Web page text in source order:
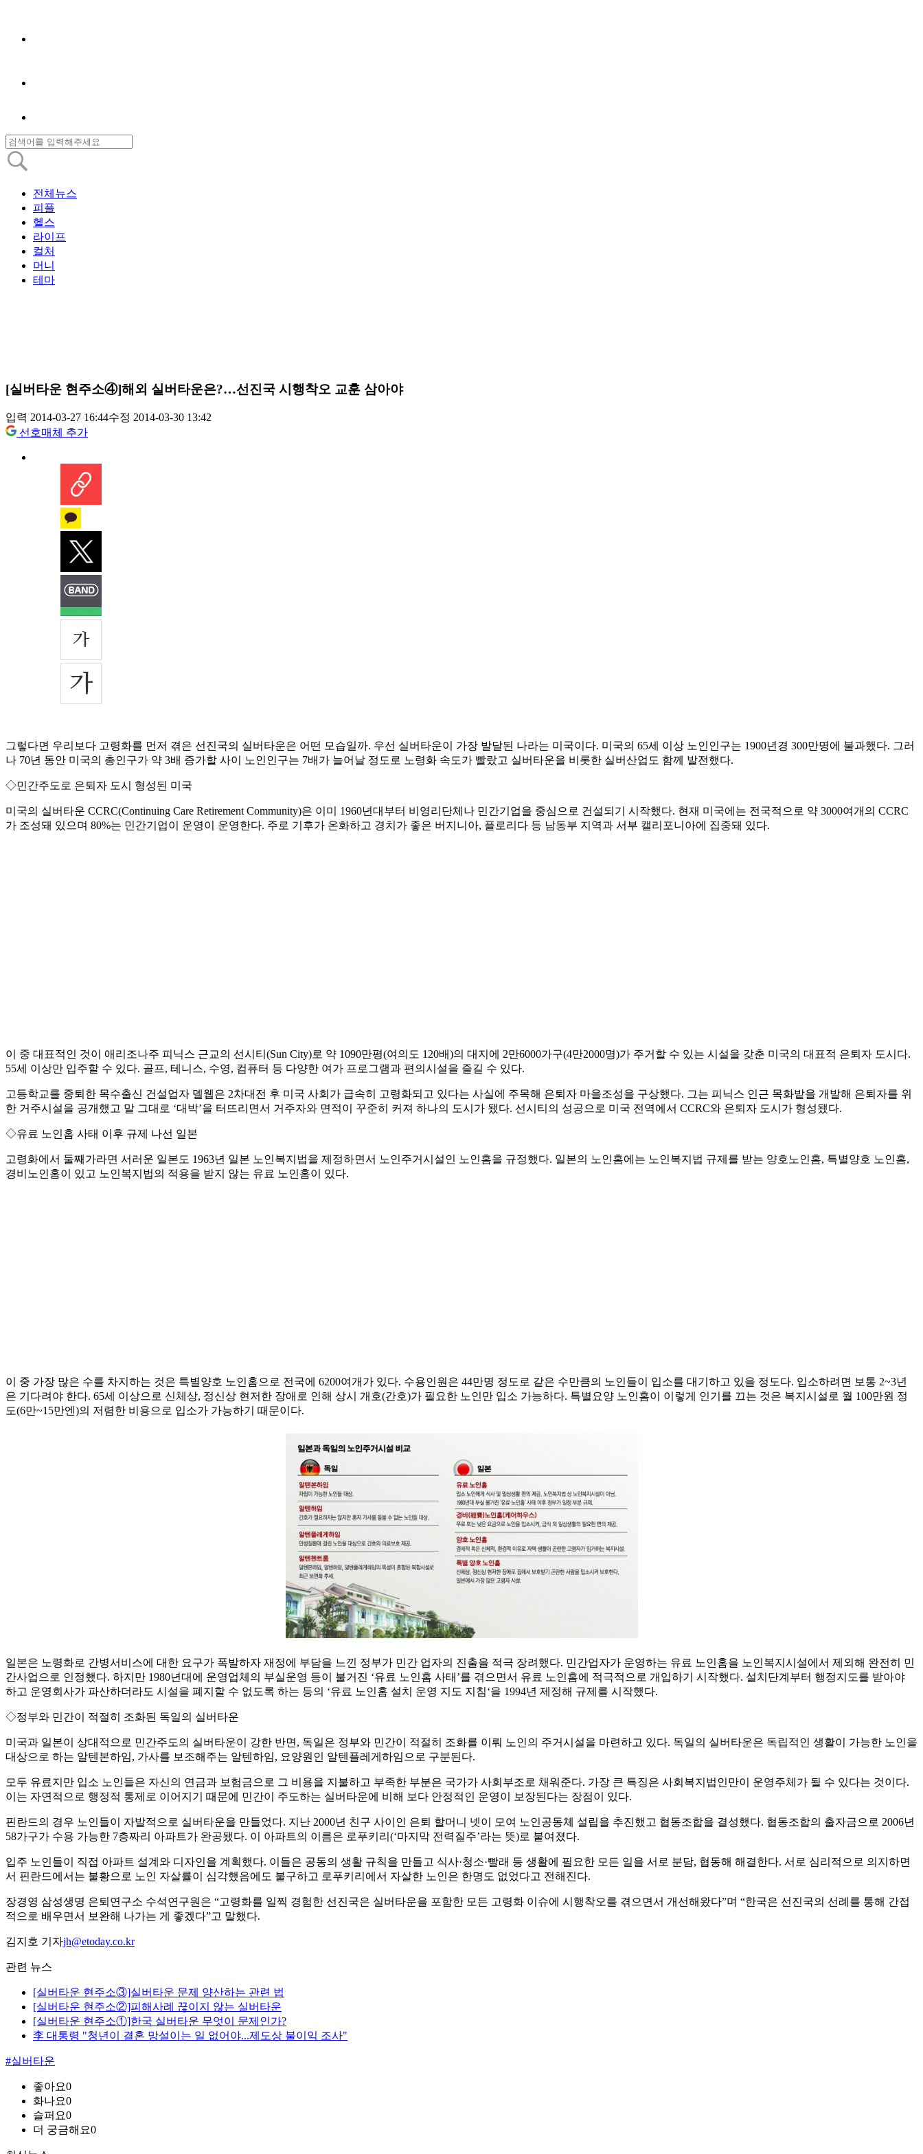
전체뉴스
피플
헬스
라이프
컬처
머니
테마
[실버타운 현주소④]해외 실버타운은?…선진국 시행착오 교훈 삼아야
입력 2014-03-27 16:44수정 2014-03-30 13:42
선호매체 추가
그렇다면 우리보다 고령화를 먼저 겪은 선진국의 실버타운은 어떤 모습일까. 우선 실버타운이 가장 발달된 나라는 미국이다. 미국의 65세 이상 노인인구는 1900년경 300만명에 불과했다. 그러
나 70년 동안 미국의 총인구가 약 3배 증가할 사이 노인인구는 7배가 늘어날 정도로 노령화 속도가 빨랐고 실버타운을 비롯한 실버산업도 함께 발전했다.
◇민간주도로 은퇴자 도시 형성된 미국
미국의 실버타운 CCRC(Continuing Care Retirement Community)은 이미 1960년대부터 비영리단체나 민간기업을 중심으로 건설되기 시작했다. 현재 미국에는 전국적으로 약 3000여개의 CCRC
가 조성돼 있으며 80%는 민간기업이 운영이 운영한다. 주로 기후가 온화하고 경치가 좋은 버지니아, 플로리다 등 남동부 지역과 서부 캘리포니아에 집중돼 있다.
이 중 대표적인 것이 애리조나주 피닉스 근교의 선시티(Sun City)로 약 1090만평(여의도 120배)의 대지에 2만6000가구(4만2000명)가 주거할 수 있는 시설을 갖춘 미국의 대표적 은퇴자 도시다.
55세 이상만 입주할 수 있다. 골프, 테니스, 수영, 컴퓨터 등 다양한 여가 프로그램과 편의시설을 즐길 수 있다.
고등학교를 중퇴한 목수출신 건설업자 델웹은 2차대전 후 미국 사회가 급속히 고령화되고 있다는 사실에 주목해 은퇴자 마을조성을 구상했다. 그는 피닉스 인근 목화밭을 개발해 은퇴자를 위
한 거주시설을 공개했고 말 그대로 ‘대박’을 터뜨리면서 거주자와 면적이 꾸준히 커져 하나의 도시가 됐다. 선시티의 성공으로 미국 전역에서 CCRC와 은퇴자 도시가 형성됐다.
◇유료 노인홈 사태 이후 규제 나선 일본
고령화에서 둘째가라면 서러운 일본도 1963년 일본 노인복지법을 제정하면서 노인주거시설인 노인홈을 규정했다. 일본의 노인홈에는 노인복지법 규제를 받는 양호노인홈, 특별양호 노인홈,
경비노인홈이 있고 노인복지법의 적용을 받지 않는 유료 노인홈이 있다.
이 중 가장 많은 수를 차지하는 것은 특별양호 노인홈으로 전국에 6200여개가 있다. 수용인원은 44만명 정도로 같은 수만큼의 노인들이 입소를 대기하고 있을 정도다. 입소하려면 보통 2~3년
은 기다려야 한다. 65세 이상으로 신체상, 정신상 현저한 장애로 인해 상시 개호(간호)가 필요한 노인만 입소 가능하다. 특별요양 노인홈이 이렇게 인기를 끄는 것은 복지시설로 월 100만원 정
도(6만~15만엔)의 저렴한 비용으로 입소가 가능하기 때문이다.
일본은 노령화로 간병서비스에 대한 요구가 폭발하자 재정에 부담을 느낀 정부가 민간 업자의 진출을 적극 장려했다. 민간업자가 운영하는 유료 노인홈을 노인복지시설에서 제외해 완전히 민
간사업으로 인정했다. 하지만 1980년대에 운영업체의 부실운영 등이 불거진 ‘유료 노인홈 사태’를 겪으면서 유료 노인홈에 적극적으로 개입하기 시작했다. 설치단계부터 행정지도를 받아야
하고 운영회사가 파산하더라도 시설을 폐지할 수 없도록 하는 등의 ‘유료 노인홈 설치 운영 지도 지침‘을 1994년 제정해 규제를 시작했다.
◇정부와 민간이 적절히 조화된 독일의 실버타운
미국과 일본이 상대적으로 민간주도의 실버타운이 강한 반면, 독일은 정부와 민간이 적절히 조화를 이뤄 노인의 주거시설을 마련하고 있다. 독일의 실버타운은 독립적인 생활이 가능한 노인을
대상으로 하는 알텐본하임, 가사를 보조해주는 알텐하임, 요양원인 알텐플레게하임으로 구분된다.
모두 유료지만 입소 노인들은 자신의 연금과 보험금으로 그 비용을 지불하고 부족한 부분은 국가가 사회부조로 채워준다. 가장 큰 특징은 사회복지법인만이 운영주체가 될 수 있다는 것이다.
이는 자연적으로 행정적 통제로 이어지기 때문에 민간이 주도하는 실버타운에 비해 보다 안정적인 운영이 보장된다는 장점이 있다.
핀란드의 경우 노인들이 자발적으로 실버타운을 만들었다. 지난 2000년 친구 사이인 은퇴 할머니 넷이 모여 노인공동체 설립을 추진했고 협동조합을 결성했다. 협동조합의 출자금으로 2006년
58가구가 수용 가능한 7층짜리 아파트가 완공됐다. 이 아파트의 이름은 로푸키리(‘마지막 전력질주’라는 뜻)로 붙여졌다.
입주 노인들이 직접 아파트 설계와 디자인을 계획했다. 이들은 공동의 생활 규칙을 만들고 식사·청소·빨래 등 생활에 필요한 모든 일을 서로 분담, 협동해 해결한다. 서로 심리적으로 의지하면
서 핀란드에서는 불황으로 노인 자살률이 심각했음에도 불구하고 로푸키리에서 자살한 노인은 한명도 없었다고 전해진다.
장경영 삼성생명 은퇴연구소 수석연구원은 “고령화를 일찍 경험한 선진국은 실버타운을 포함한 모든 고령화 이슈에 시행착오를 겪으면서 개선해왔다”며 “한국은 선진국의 선례를 통해 간접
적으로 배우면서 보완해 나가는 게 좋겠다”고 말했다.
김지호 기자jh@etoday.co.kr
관련 뉴스
[실버타운 현주소③]실버타운 문제 양산하는 관련 법
[실버타운 현주소②]피해사례 끊이지 않는 실버타운
[실버타운 현주소①]한국 실버타운 무엇이 문제인가?
李 대통령 "청년이 결혼 망설이는 일 없어야...제도상 불이익 조사"
#실버타운
좋아요0
화나요0
슬퍼요0
더 궁금해요0